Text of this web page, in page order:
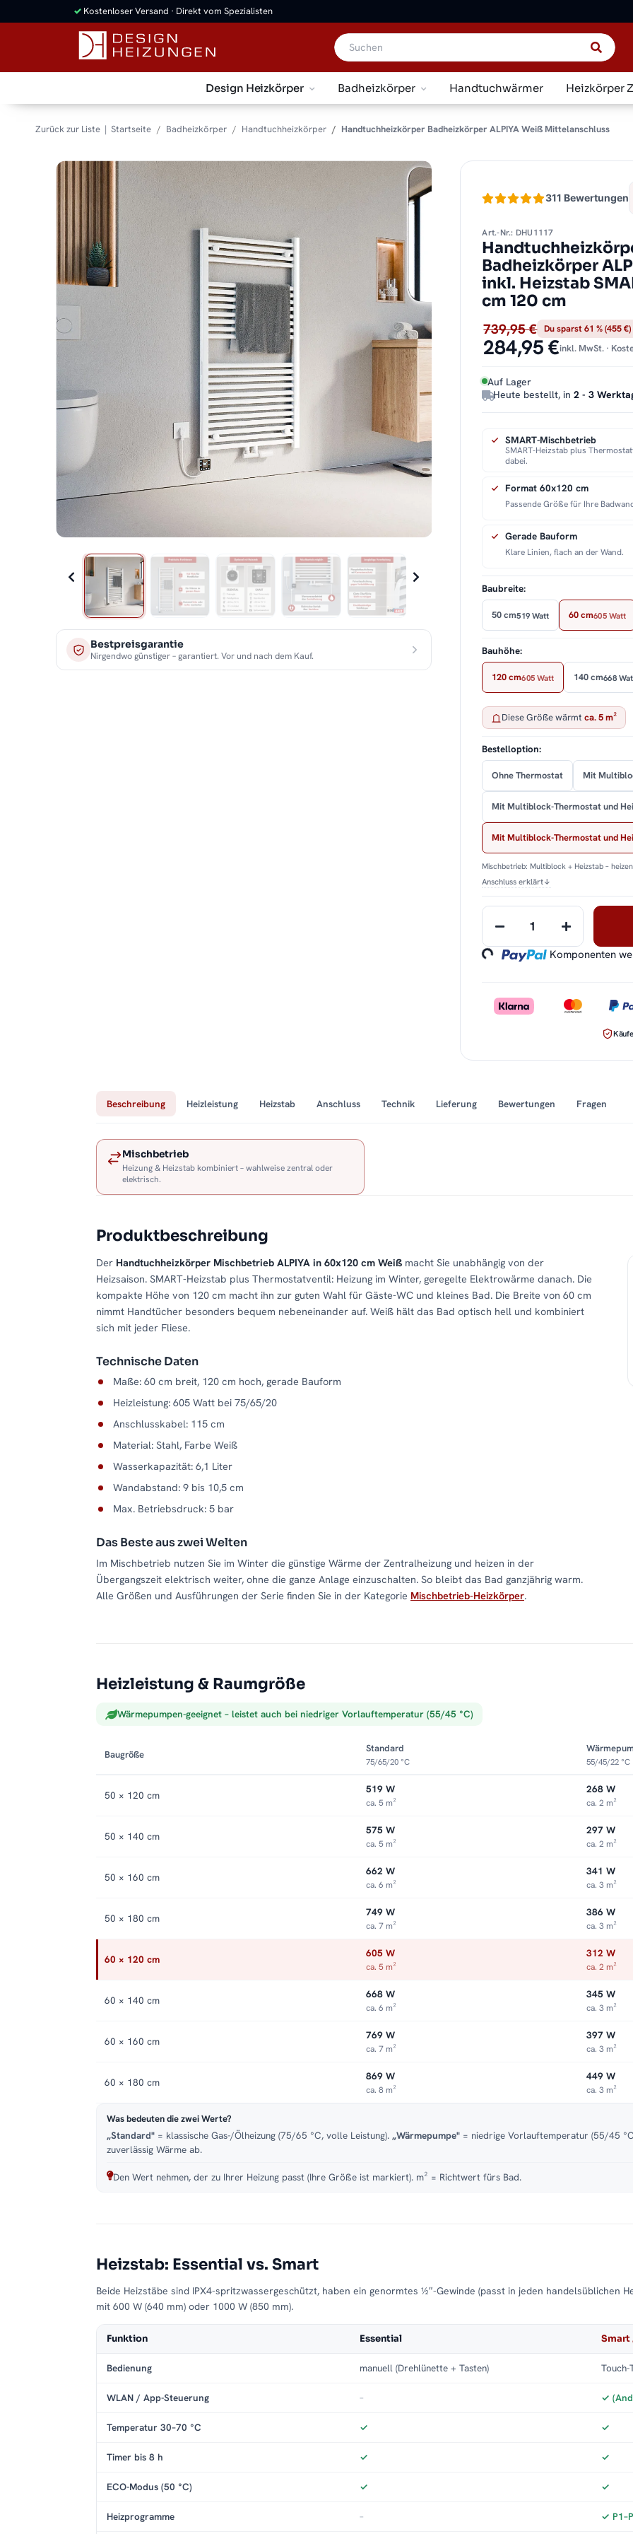
✓ Kostenloser Versand · Direkt vom Spezialisten
Design Heizkörper Badheizkörper Handtuchwärmer Heizkörper
Zurück zur Liste Startseite Badheizkörper Handtuchheizkörper Handtuchheizkörper Badheizkörper ALPIYA Weiß Mittelanschluss
Bestpreisgarantie
Nirgendwo günstiger – garantiert. Vor und nach dem Kauf.
311 Bewertungen
Art.-Nr.: DHU1117
Badheizkörper
inkl. Heizstab
cm 120 cm
739,95 € Du sparst 61 % (455 €)
284,95 €inkl. MwSt. ·
Auf Lager
Heute bestellt, in2 - 3
SMART-Mischbetrieb
SMART-Heizstab plus
dabei.
Format 60x120 cm
Passende Größe für Ihre
Gerade Bauform
Klare Linien, flach an der Wand.
Baubreite:
50 cm519 Watt 60 cm605 Watt
Bauhöhe:
120 cm605 Watt 140 cm668
Diese Größe wärmtca. 5 m²
Bestelloption:
Ohne Thermostat Mit
Mit Multiblock-Thermostat und
Mit Multiblock-Thermostat und
Mischbetrieb: Multiblock + Heizstab –
Anschluss erklärt↓
Loading... Komponenten
Beschreibung Heizleistung Heizstab Anschluss Technik Lieferung Bewertungen Fragen
Mischbetrieb
Heizung & Heizstab kombiniert – wahlweise zentral oder
elektrisch.
Produktbeschreibung
Der Handtuchheizkörper Mischbetrieb ALPIYA in 60x120 cm Weiß macht Sie unabhängig von der
Heizsaison. SMART-Heizstab plus Thermostatventil: Heizung im Winter, geregelte Elektrowärme danach. Die
kompakte Höhe von 120 cm macht ihn zur guten Wahl für Gäste-WC und kleines Bad. Die Breite von 60 cm
nimmt Handtücher besonders bequem nebeneinander auf. Weiß hält das Bad optisch hell und kombiniert
sich mit jeder Fliese.
Technische Daten
Maße: 60 cm breit, 120 cm hoch, gerade Bauform
Heizleistung: 605 Watt bei 75/65/20
Anschlusskabel: 115 cm
Material: Stahl, Farbe Weiß
Wasserkapazität: 6,1 Liter
Wandabstand: 9 bis 10,5 cm
Max. Betriebsdruck: 5 bar
Das Beste aus zwei Welten
Im Mischbetrieb nutzen Sie im Winter die günstige Wärme der Zentralheizung und heizen in der
Übergangszeit elektrisch weiter, ohne die ganze Anlage einzuschalten. So bleibt das Bad ganzjährig warm.
Alle Größen und Ausführungen der Serie finden Sie in der Kategorie Mischbetrieb-Heizkörper.
Heizleistung & Raumgröße
Wärmepumpen-geeignet – leistet auch bei niedriger Vorlauftemperatur (55/45 °C)
Baugröße
Standard
75/65/20 °C 55/45/22 °C
50 × 120 cm 519 W
ca. 5 m²
268 W
ca. 2 m²
50 × 140 cm 575 W
ca. 5 m²
297 W
ca. 2 m²
50 × 160 cm 662 W
ca. 6 m²
341 W
ca. 3 m²
50 × 180 cm 749 W
ca. 7 m²
386 W
ca. 3 m²
60 × 120 cm 605 W
ca. 5 m²
312 W
ca. 2 m²
60 × 140 cm 668 W
ca. 6 m²
345 W
ca. 3 m²
60 × 160 cm 769 W
ca. 7 m²
397 W
ca. 3 m²
60 × 180 cm 869 W
ca. 8 m²
449 W
ca. 3 m²
Was bedeuten die zwei Werte?
„Standard" = klassische Gas-/Ölheizung (75/65 °C, volle Leistung). „Wärmepumpe" = niedrige Vorlauftemperatur (55/45
zuverlässig Wärme ab.
Den Wert nehmen, der zu Ihrer Heizung passt (Ihre Größe ist markiert). m² = Richtwert fürs Bad.
Heizstab: Essential vs. Smart
Beide Heizstäbe sind IPX4-spritzwassergeschützt, haben ein genormtes ½″-Gewinde (passt in jeden handelsüblichen
mit 600 W (640 mm) oder 1000 W (850 mm).
Funktion Essential Smart
Bedienung manuell (Drehlünette + Tasten) Touch-
WLAN / App-Steuerung – ✓
Temperatur 30–70 °C ✓ ✓
Timer bis 8 h ✓ ✓
ECO-Modus (50 °C) ✓ ✓
Heizprogramme – ✓